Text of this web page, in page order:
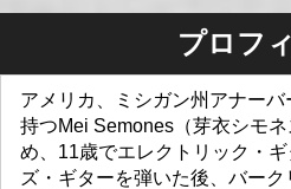
プロフ
アメリカ、ミシガン州アナー
持つMei Semones（芽衣シモ
め、11歳でエレクトリック・
ズ・ギターを弾いた後、バー